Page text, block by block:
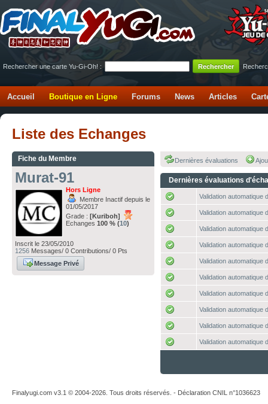
Rechercher une carte Yu-Gi-Oh! :
Accueil Boutique en Ligne Forums News Articles
Liste des Echanges
Fiche du Membre
Murat-91
Hors Ligne
Membre Inactif depuis le
01/05/2017
Grade : [Kuriboh]
Echanges 100 % (10)
Inscrit le 23/05/2010
1256 Messages/ 0 Contributions/ 0 Pts
Message Privé
Dernières évaluations
Dernières évaluations
Validation automatique
Validation automatique
Validation automatique
Validation automatique
Validation automatique
Validation automatique
Validation automatique
Validation automatique
Validation automatique
Validation automatique
Finalyugi.com v3.1 © 2004-2026. Tous droits réservés. - Déclaration CNIL n°1036623